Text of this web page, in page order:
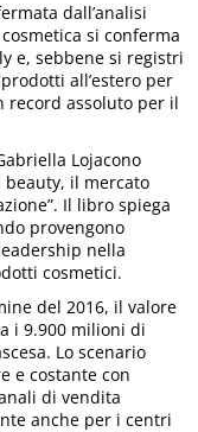
dall’analisi
si conferma
e, sebbene si registri
all’estero per
record assoluto per il
Lojacono
il mercato
Il libro spiega
provengono
nella
cosmetici.
del 2016, il valore
i 9.900 milioni di
Lo scenario
e costante con
di vendita
anche per i centri